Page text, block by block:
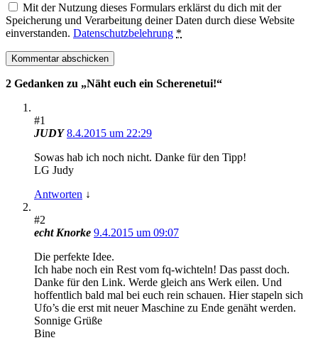
Mit der Nutzung dieses Formulars erklärst du dich mit der
Speicherung und Verarbeitung deiner Daten durch diese Website
einverstanden. Datenschutzbelehrung *
2 Gedanken zu „Näht euch ein Scherenetui!“
#1
JUDY 8.4.2015 um 22:29
Sowas hab ich noch nicht. Danke für den Tipp!
LG Judy
Antworten ↓
#2
echt Knorke 9.4.2015 um 09:07
Die perfekte Idee.
Ich habe noch ein Rest vom fq-wichteln! Das passt doch.
Danke für den Link. Werde gleich ans Werk eilen. Und
hoffentlich bald mal bei euch rein schauen. Hier stapeln sich
Ufo’s die erst mit neuer Maschine zu Ende genäht werden.
Sonnige Grüße
Bine